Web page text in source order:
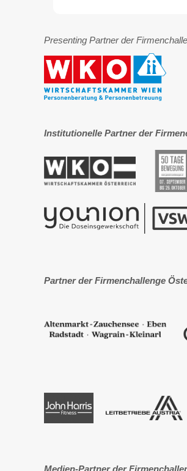
Presenting Partner der
Institutionelle Partner der
Partner der Firmenchallenge